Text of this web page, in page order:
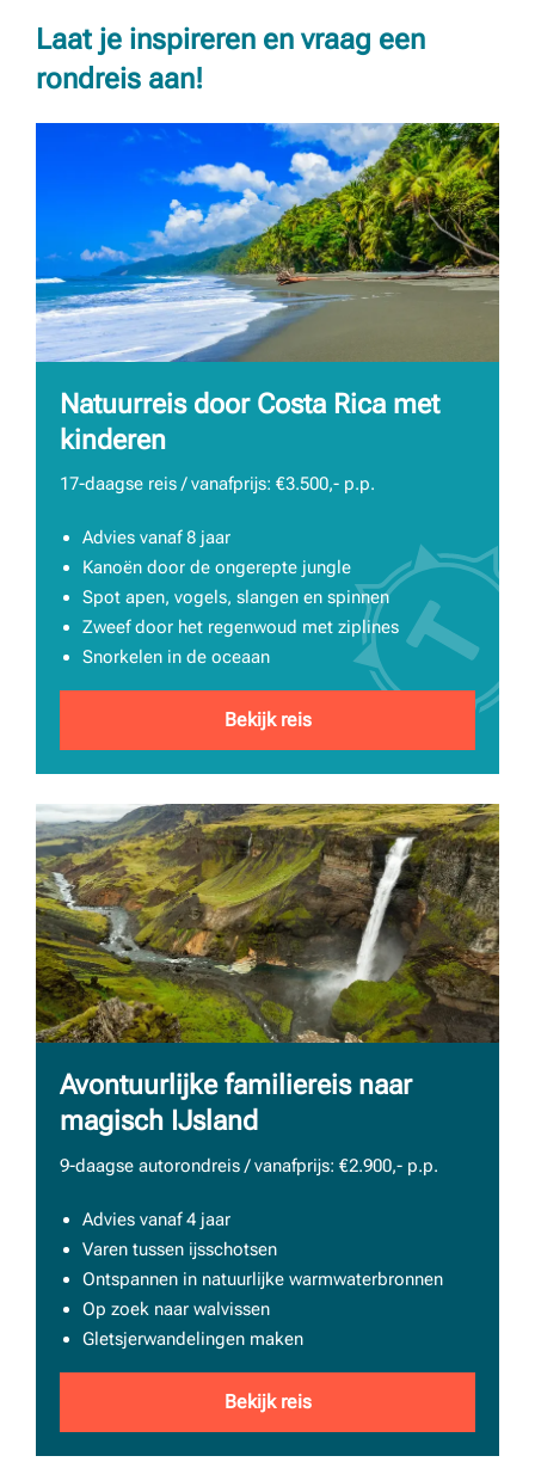
Laat je inspireren en vraag een
rondreis aan!
Natuurreis door Costa Rica met
kinderen
17-daagse reis / vanafprijs: €3.500,- p.p.
Advies vanaf 8 jaar
Kanoën door de ongerepte jungle
Spot apen, vogels, slangen en spinnen
Zweef door het regenwoud met ziplines
Snorkelen in de oceaan
Bekijk reis
Avontuurlijke familiereis naar
magisch IJsland
9-daagse autorondreis / vanafprijs: €2.900,- p.p.
Advies vanaf 4 jaar
Varen tussen ijsschotsen
Ontspannen in natuurlijke warmwaterbronnen
Op zoek naar walvissen
Gletsjerwandelingen maken
Bekijk reis